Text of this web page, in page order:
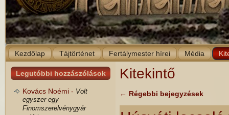
Kezdőlap Tájtörténet Fertálymester hírei Média
Legutóbbi hozzászólások
Kovács Noémi - Volt
egyszer egy
Finomszerelvénygyár
Kitekintő
← Régebbi bejegyzések